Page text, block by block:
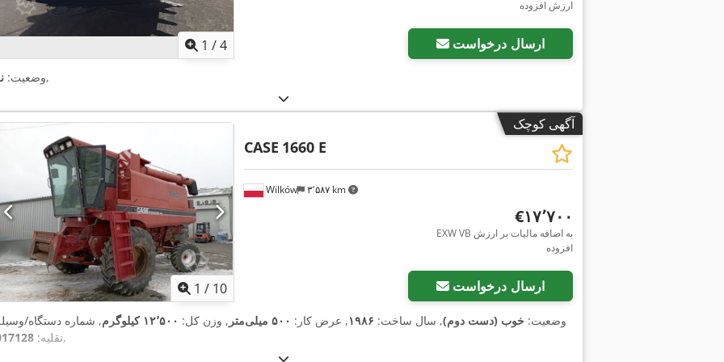
1 /4
ارزش افزوده
ارسال درخواست
وضعیت:,
آگهی کوچک
1 / 10
Wilków ۳٬۵۸۷ km
CASE 1660 E
‎€۱۷٬۷۰۰
EXW VB به اضافه مالیات بر ارزش
افزوده
ارسال درخواست
وضعیت: خوب (دست دوم), سال ساخت: ۱۹۸۶, عرض کار: ۵۰۰ میلی‌متر , وزن کل: ۱۲٬۵۰۰ کیلوگرم
, شماره دستگاه/
نقلیه:,